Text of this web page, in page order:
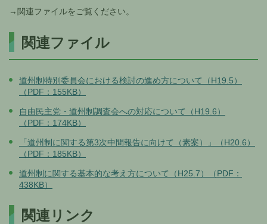
→関連ファイルをご覧ください。
関連ファイル
道州制特別委員会における検討の進め方について（H19.5）
（PDF：155KB）
自由民主党・道州制調査会への対応について（H19.6）
（PDF：174KB）
「道州制に関する第3次中間報告に向けて（素案）」（H20.6）
（PDF：185KB）
道州制に関する基本的な考え方について（H25.7）（PDF：
438KB）
関連リンク